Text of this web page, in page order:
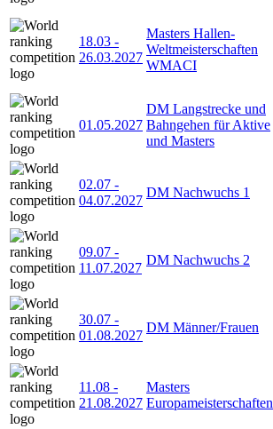
18.03 -
26.03.2027
Masters Hallen-
Weltmeisterschaften
WMACI
01.05.2027
DM Langstrecke und
Bahngehen für Aktive
und Masters
02.07 -
04.07.2027
DM Nachwuchs 1
09.07 -
11.07.2027
DM Nachwuchs 2
30.07 -
01.08.2027
DM Männer/Frauen
11.08 -
21.08.2027
Masters
Europameisterschaften